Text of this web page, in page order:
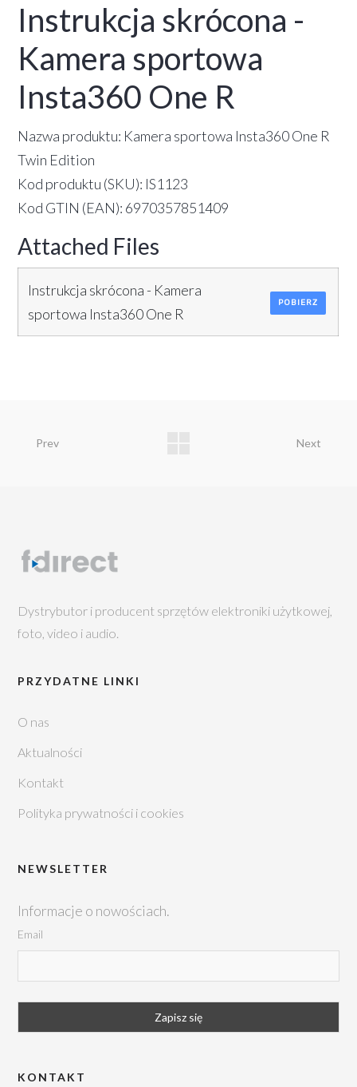
Instrukcja skrócona -
Kamera sportowa
Insta360 One R
Nazwa produktu: Kamera sportowa Insta360 One R
Twin Edition
Kod produktu (SKU): IS1123
Kod GTIN (EAN): 6970357851409
Attached Files
Instrukcja skrócona - Kamera
sportowa Insta360 One R
POBIERZ
Prev Next
Dystrybutor i producent sprzętów elektroniki użytkowej,
foto, video i audio.
PRZYDATNE LINKI
O nas
Aktualności
Kontakt
Polityka prywatności i cookies
NEWSLETTER
Informacje o nowościach.
Email
KONTAKT